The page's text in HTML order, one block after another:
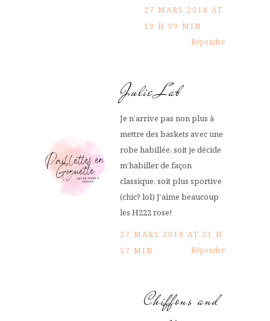
27 MARS 2018 AT
19 H 09 MIN
Répondre
Julie Lab
Je n’arrive pas non plus à
mettre des baskets avec une
robe habillée. soit je décide
m’habiller de façon
classique, soit plus sportive
(chic? lol) J’aime beaucoup
les H222 rose!
27 MARS 2018 AT 21 H
57 MIN
Répondre
Chiffons and